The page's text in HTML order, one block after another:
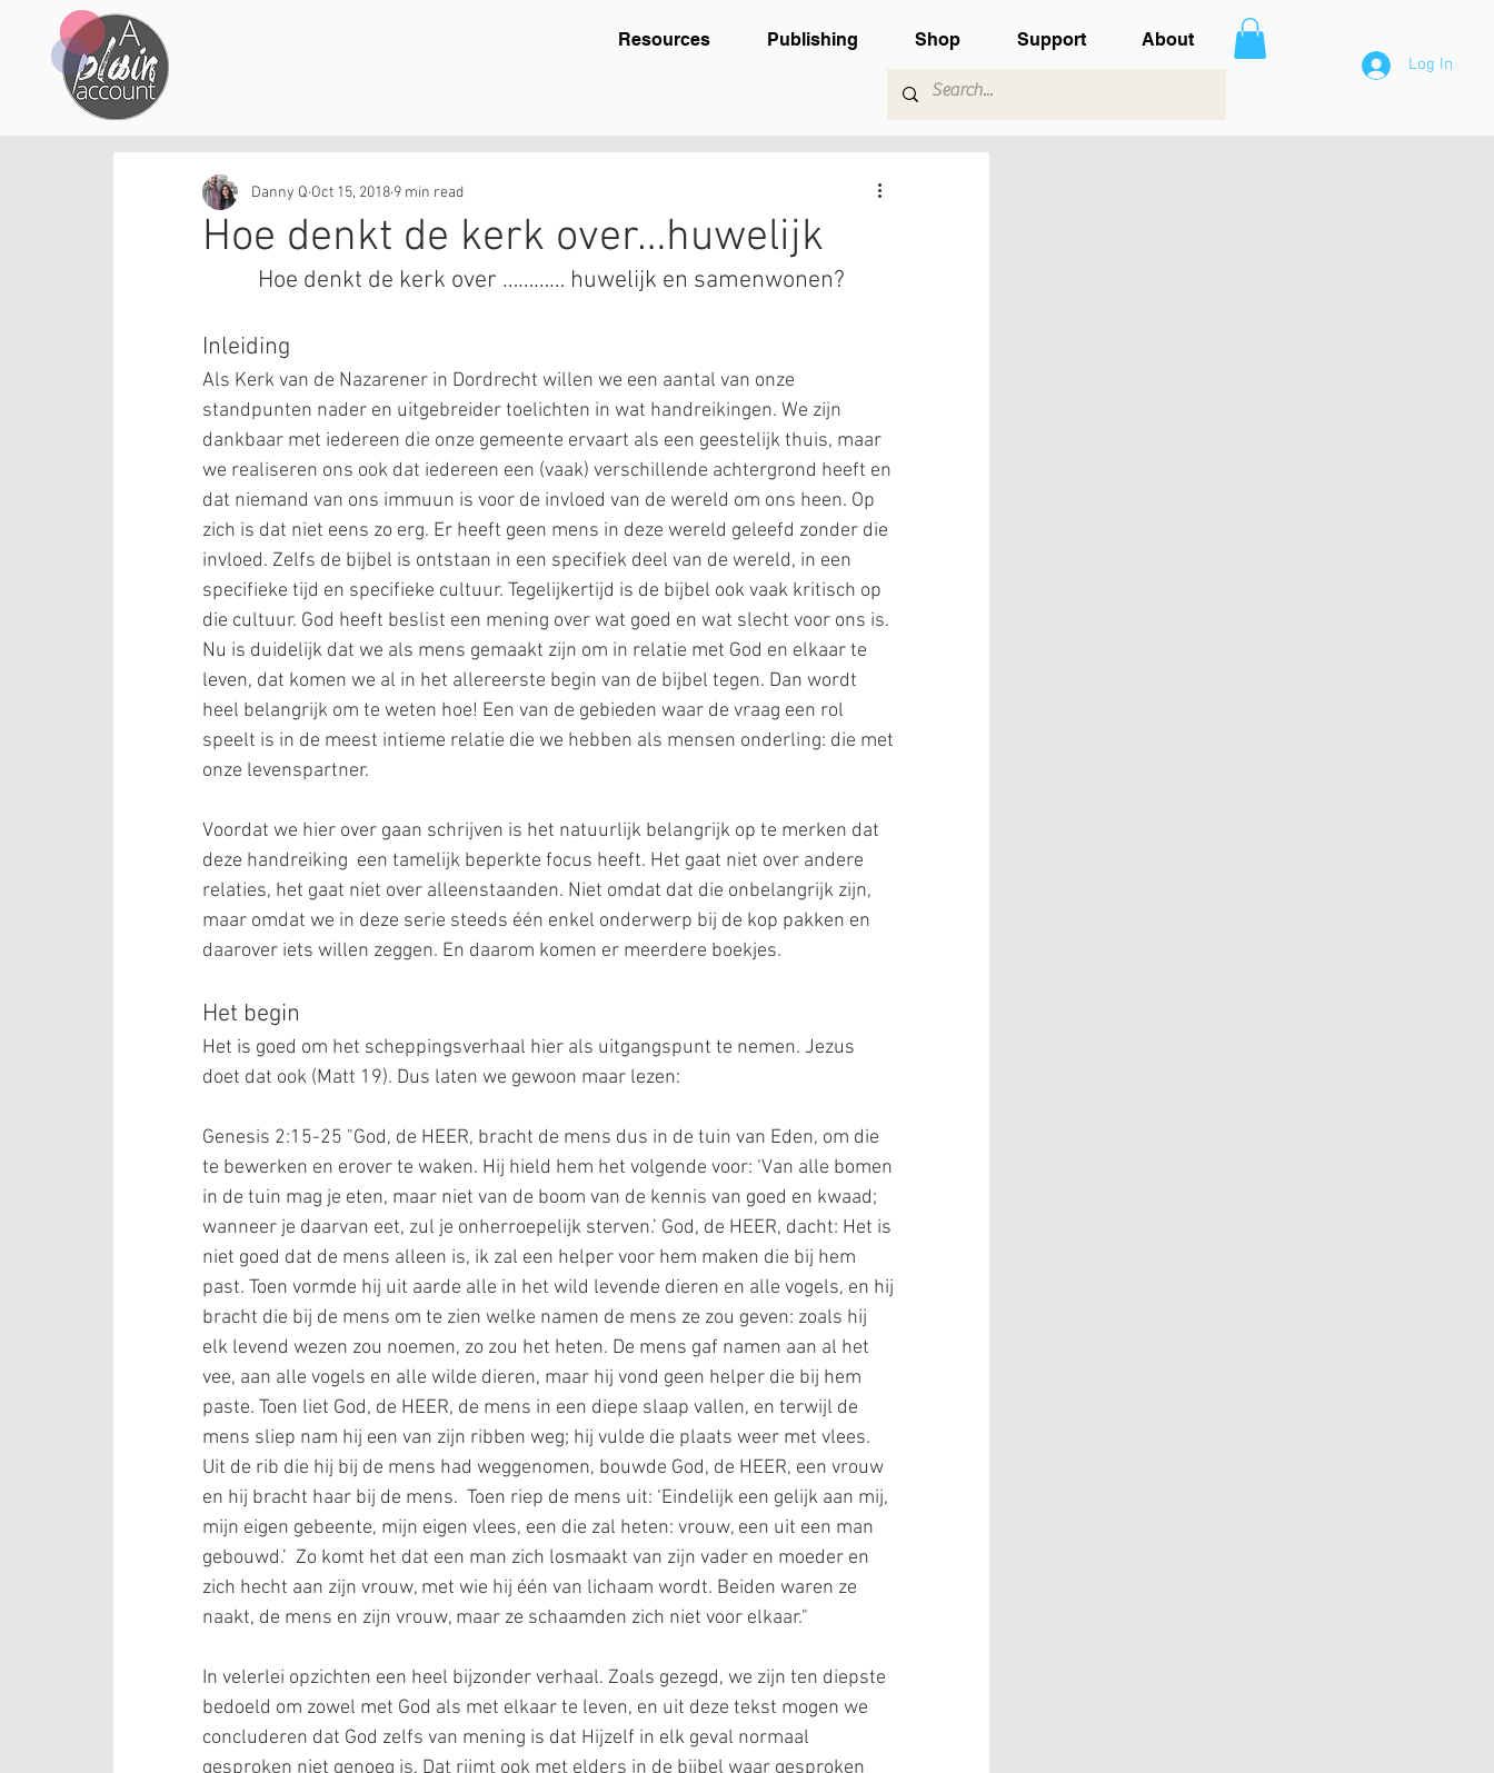
Resources Publishing Shop Support About
Log In
Hoe denkt de kerk over…huwelijk
Danny Q Oct 15, 2018 9 min read
Hoe denkt de kerk over ………… huwelijk en samenwonen?
Inleiding
Als Kerk van de Nazarener in Dordrecht willen we een aantal van onze
standpunten nader en uitgebreider toelichten in wat handreikingen. We zijn
dankbaar met iedereen die onze gemeente ervaart als een geestelijk thuis, maar
we realiseren ons ook dat iedereen een (vaak) verschillende achtergrond heeft en
dat niemand van ons immuun is voor de invloed van de wereld om ons heen. Op
zich is dat niet eens zo erg. Er heeft geen mens in deze wereld geleefd zonder die
invloed. Zelfs de bijbel is ontstaan in een specifiek deel van de wereld, in een
specifieke tijd en specifieke cultuur. Tegelijkertijd is de bijbel ook vaak kritisch op
die cultuur. God heeft beslist een mening over wat goed en wat slecht voor ons is.
Nu is duidelijk dat we als mens gemaakt zijn om in relatie met God en elkaar te
leven, dat komen we al in het allereerste begin van de bijbel tegen. Dan wordt
heel belangrijk om te weten hoe! Een van de gebieden waar de vraag een rol
speelt is in de meest intieme relatie die we hebben als mensen onderling: die met
onze levenspartner.
Voordat we hier over gaan schrijven is het natuurlijk belangrijk op te merken dat
deze handreiking  een tamelijk beperkte focus heeft. Het gaat niet over andere
relaties, het gaat niet over alleenstaanden. Niet omdat dat die onbelangrijk zijn,
maar omdat we in deze serie steeds één enkel onderwerp bij de kop pakken en
daarover iets willen zeggen. En daarom komen er meerdere boekjes.
Het begin
Het is goed om het scheppingsverhaal hier als uitgangspunt te nemen. Jezus
doet dat ook (Matt 19). Dus laten we gewoon maar lezen:
Genesis 2:15-25 "God, de HEER, bracht de mens dus in de tuin van Eden, om die
te bewerken en erover te waken. Hij hield hem het volgende voor: ‘Van alle bomen
in de tuin mag je eten, maar niet van de boom van de kennis van goed en kwaad;
wanneer je daarvan eet, zul je onherroepelijk sterven.’ God, de HEER, dacht: Het is
niet goed dat de mens alleen is, ik zal een helper voor hem maken die bij hem
past. Toen vormde hij uit aarde alle in het wild levende dieren en alle vogels, en hij
bracht die bij de mens om te zien welke namen de mens ze zou geven: zoals hij
elk levend wezen zou noemen, zo zou het heten. De mens gaf namen aan al het
vee, aan alle vogels en alle wilde dieren, maar hij vond geen helper die bij hem
paste. Toen liet God, de HEER, de mens in een diepe slaap vallen, en terwijl de
mens sliep nam hij een van zijn ribben weg; hij vulde die plaats weer met vlees.
Uit de rib die hij bij de mens had weggenomen, bouwde God, de HEER, een vrouw
en hij bracht haar bij de mens.  Toen riep de mens uit: ‘Eindelijk een gelijk aan mij,
mijn eigen gebeente, mijn eigen vlees, een die zal heten: vrouw, een uit een man
gebouwd.’  Zo komt het dat een man zich losmaakt van zijn vader en moeder en
zich hecht aan zijn vrouw, met wie hij één van lichaam wordt. Beiden waren ze
naakt, de mens en zijn vrouw, maar ze schaamden zich niet voor elkaar."
In velerlei opzichten een heel bijzonder verhaal. Zoals gezegd, we zijn ten diepste
bedoeld om zowel met God als met elkaar te leven, en uit deze tekst mogen we
concluderen dat God zelfs van mening is dat Hijzelf in elk geval normaal
gesproken niet genoeg is. Dat rijmt ook met elders in de bijbel waar gesproken